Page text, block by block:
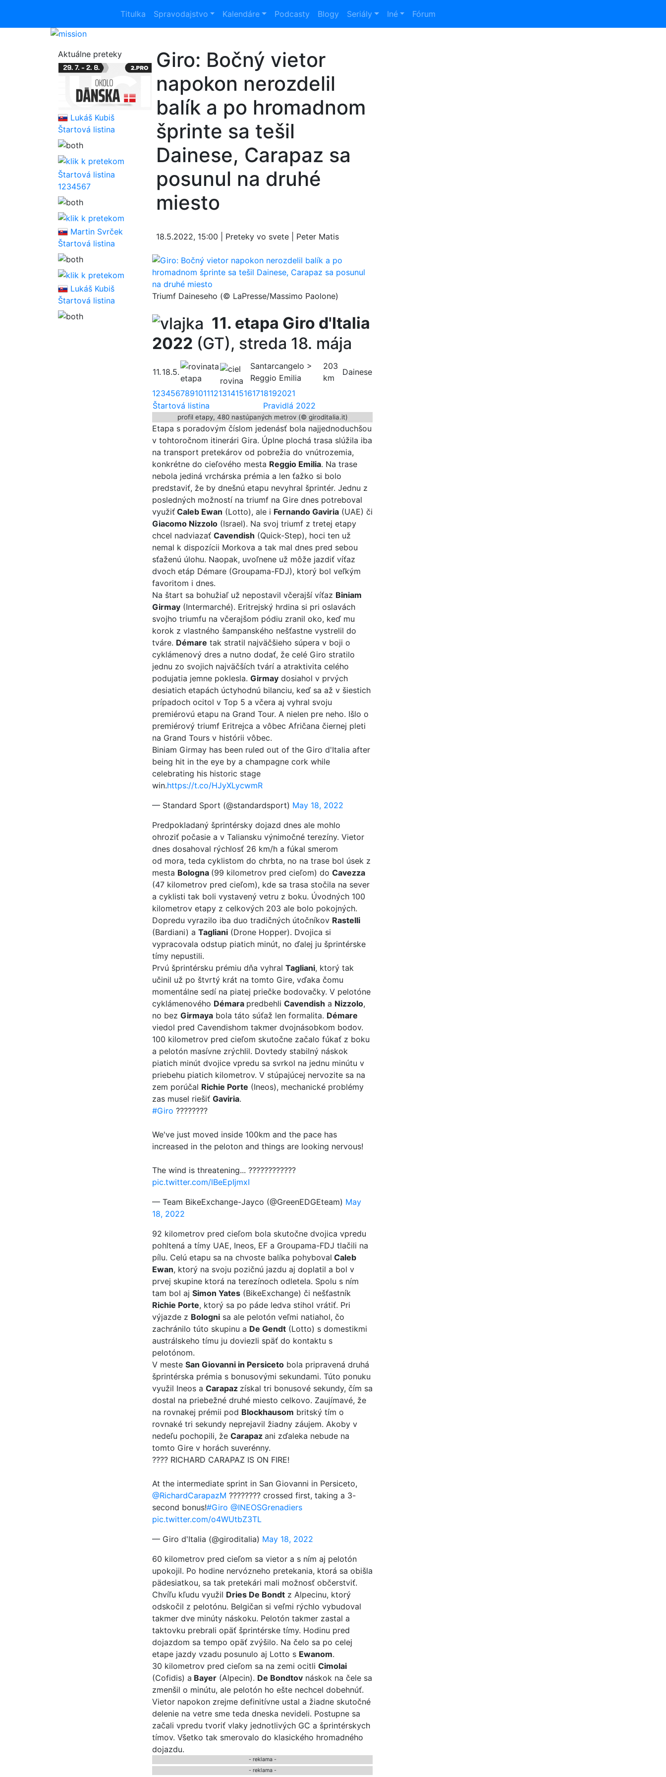
Titulka Spravodajstvo Kalendáre Podcasty Blogy Seriály Iné Fórum
Aktuálne preteky
Lukáš Kubiš
Štartová listina
Štartová listina
1234567
Martin Svrček
Štartová listina
Lukáš Kubiš
Štartová listina
Giro: Bočný vietor
napokon nerozdelil
balík a po hromadnom
šprinte sa tešil
Dainese, Carapaz sa
posunul na druhé
miesto
18.5.2022, 15:00 | Preteky vo svete | Peter Matis
Triumf Daineseho (© LaPresse/Massimo Paolone)
11. etapa Giro d'Italia
2022 (GT), streda 18. mája
11. 18.5.
Santarcangelo >
Reggio Emilia
203
km
Dainese
123456789101112131415161718192021
Štartová listina
Pravidlá 2022
profil etapy, 480 nastúpaných metrov (© giroditalia.it)
Etapa s poradovým číslom jedenásť bola najjednoduchšou
v tohtoročnom itinerári Gira. Úplne plochá trasa slúžila iba
na transport pretekárov od pobrežia do vnútrozemia,
konkrétne do cieľového mesta Reggio Emilia. Na trase
nebola jediná vrchárska prémia a len ťažko si bolo
predstaviť, že by dnešnú etapu nevyhral šprintér. Jednu z
posledných možností na triumf na Gire dnes potreboval
využiť Caleb Ewan (Lotto), ale i Fernando Gaviria (UAE) či
Giacomo Nizzolo (Israel). Na svoj triumf z tretej etapy
chcel nadviazať Cavendish (Quick-Step), hoci ten už
nemal k dispozícii Morkova a tak mal dnes pred sebou
sťaženú úlohu. Naopak, uvoľnene už môže jazdiť víťaz
dvoch etáp Démare (Groupama-FDJ), ktorý bol veľkým
favoritom i dnes.
Na štart sa bohužiaľ už nepostavil včerajší víťaz Biniam
Girmay (Intermarché). Eritrejský hrdina si pri oslavách
svojho triumfu na včerajšom pódiu zranil oko, keď mu
korok z vlastného šampanského nešťastne vystrelil do
tváre. Démare tak stratil najväčšieho súpera v boji o
cyklámenový dres a nutno dodať, že celé Giro stratilo
jednu zo svojich najväčších tvárí a atraktivita celého
podujatia jemne poklesla. Girmay dosiahol v prvých
desiatich etapách úctyhodnú bilanciu, keď sa až v šiestich
prípadoch ocitol v Top 5 a včera aj vyhral svoju
premiérovú etapu na Grand Tour. A nielen pre neho. Išlo o
premiérový triumf Eritrejca a vôbec Afričana čiernej pleti
na Grand Tours v histórii vôbec.
Biniam Girmay has been ruled out of the Giro d'Italia after
being hit in the eye by a champagne cork while
celebrating his historic stage
win.https://t.co/HJyXLycwmR
— Standard Sport (@standardsport) May 18, 2022
Predpokladaný šprintérsky dojazd dnes ale mohlo
ohroziť počasie a v Taliansku výnimočné terezíny. Vietor
dnes dosahoval rýchlosť 26 km/h a fúkal smerom
od mora, teda cyklistom do chrbta, no na trase bol úsek z
mesta Bologna (99 kilometrov pred cieľom) do Cavezza
(47 kilometrov pred cieľom), kde sa trasa stočila na sever
a cyklisti tak boli vystavený vetru z boku. Úvodných 100
kilometrov etapy z celkových 203 ale bolo pokojných.
Dopredu vyrazilo iba duo tradičných útočníkov Rastelli
(Bardiani) a Tagliani (Drone Hopper). Dvojica si
vypracovala odstup piatich minút, no ďalej ju šprintérske
tímy nepustili.
Prvú šprintérsku prémiu dňa vyhral Tagliani, ktorý tak
učinil už po štvrtý krát na tomto Gire, vďaka čomu
momentálne sedí na piatej priečke bodovačky. V pelotóne
cyklámenového Démara predbehli Cavendish a Nizzolo,
no bez Girmaya bola táto súťaž len formalita. Démare
viedol pred Cavendishom takmer dvojnásobkom bodov.
100 kilometrov pred cieľom skutočne začalo fúkať z boku
a pelotón masívne zrýchlil. Dovtedy stabilný náskok
piatich minút dvojice vpredu sa svrkol na jednu minútu v
priebehu piatich kilometrov. V stúpajúcej nervozite sa na
zem porúčal Richie Porte (Ineos), mechanické problémy
zas musel riešiť Gaviria.
#Giro ????????
We've just moved inside 100km and the pace has
increased in the peloton and things are looking nervous!
The wind is threatening... ????????????
pic.twitter.com/lBeEpIjmxI
— Team BikeExchange-Jayco (@GreenEDGEteam) May
18, 2022
92 kilometrov pred cieľom bola skutočne dvojica vpredu
pohltená a tímy UAE, Ineos, EF a Groupama-FDJ tlačili na
pílu. Celú etapu sa na chvoste balíka pohyboval Caleb
Ewan, ktorý na svoju pozičnú jazdu aj doplatil a bol v
prvej skupine ktorá na terezínoch odletela. Spolu s ním
tam bol aj Simon Yates (BikeExchange) či nešťastník
Richie Porte, ktorý sa po páde ledva stihol vrátiť. Pri
výjazde z Bologni sa ale pelotón veľmi natiahol, čo
zachránilo túto skupinu a De Gendt (Lotto) s domestikmi
austrálskeho tímu ju doviezli späť do kontaktu s
pelotónom.
V meste San Giovanni in Persiceto bola pripravená druhá
šprintérska prémia s bonusovými sekundami. Túto ponuku
využil Ineos a Carapaz získal tri bonusové sekundy, čím sa
dostal na priebežné druhé miesto celkovo. Zaujímavé, že
na rovnakej prémii pod Blockhausom britský tím o
rovnaké tri sekundy neprejavil žiadny záujem. Akoby v
nedeľu pochopili, že Carapaz ani zďaleka nebude na
tomto Gire v horách suverénny.
???? RICHARD CARAPAZ IS ON FIRE!
At the intermediate sprint in San Giovanni in Persiceto,
@RichardCarapazM ???????? crossed first, taking a 3-
second bonus!#Giro @INEOSGrenadiers
pic.twitter.com/o4WUtbZ3TL
— Giro d'Italia (@giroditalia) May 18, 2022
60 kilometrov pred cieľom sa vietor a s ním aj pelotón
upokojil. Po hodine nervózneho pretekania, ktorá sa obišla
pädesiatkou, sa tak pretekári mali možnosť občerstviť.
Chvíľu kľudu využil Dries De Bondt z Alpecinu, ktorý
odskočil z pelotónu. Belgičan si veľmi rýchlo vybudoval
takmer dve minúty náskoku. Pelotón takmer zastal a
taktovku prebrali opäť šprintérske tímy. Hodinu pred
dojazdom sa tempo opäť zvýšilo. Na čelo sa po celej
etape jazdy vzadu posunulo aj Lotto s Ewanom.
30 kilometrov pred cieľom sa na zemi ocitli Cimolai
(Cofidis) a Bayer (Alpecin). De Bondtov náskok na čele sa
zmenšil o minútu, ale pelotón ho ešte nechcel dobehnúť.
Vietor napokon zrejme definitívne ustal a žiadne skutočné
delenie na vetre sme teda dneska nevideli. Postupne sa
začali vpredu tvoriť vlaky jednotlivých GC a šprintérskych
tímov. Všetko tak smerovalo do klasického hromadného
dojazdu.
- reklama -
- reklama -